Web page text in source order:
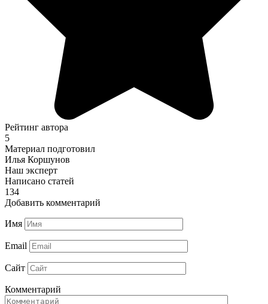
Рейтинг автора
5
Материал подготовил
Илья Коршунов
Наш эксперт
Написано статей
134
Добавить комментарий
Имя
Email
Сайт
Комментарий